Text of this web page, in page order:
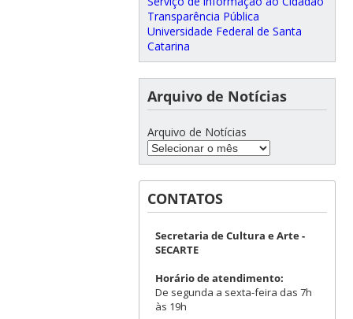
Transparência Pública
Universidade Federal de Santa
Catarina
Arquivo de Notícias
Arquivo de Notícias
CONTATOS
Secretaria de Cultura e Arte -
SECARTE
Horário de atendimento:
De segunda a sexta-feira das 7h
às 19h